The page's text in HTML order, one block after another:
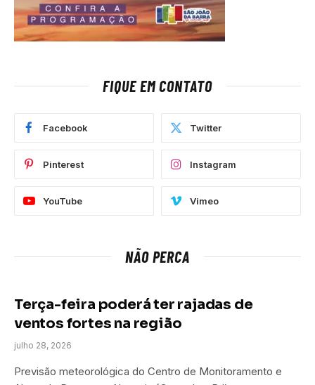
FIQUE EM CONTATO
Facebook Twitter
Pinterest Instagram
YouTube Vimeo
NÃO PERCA
Terça-feira poderá ter rajadas de
ventos fortes na região
julho 28, 2026
Previsão meteorológica do Centro de Monitoramento e